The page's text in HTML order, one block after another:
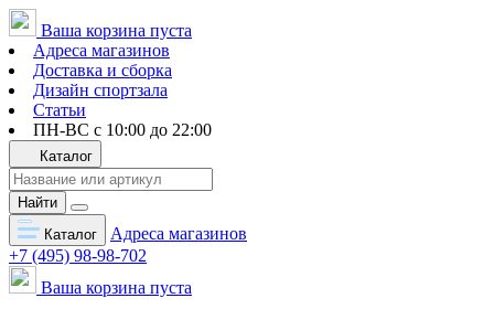
Ваша корзина пуста
Адреса магазинов
Доставка и сборка
Дизайн спортзала
Статьи
ПН-ВС с 10:00 до 22:00
Каталог
Найти
Каталог
Адреса магазинов
+7 (495) 98-98-702
Ваша корзина пуста